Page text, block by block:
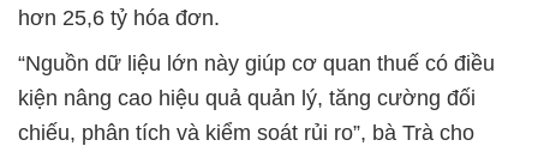
hơn 25,6 tỷ hóa đơn.
“Nguồn dữ liệu lớn này giúp cơ quan thuế có điều
kiện nâng cao hiệu quả quản lý, tăng cường đối
chiếu, phân tích và kiểm soát rủi ro”, bà Trà cho